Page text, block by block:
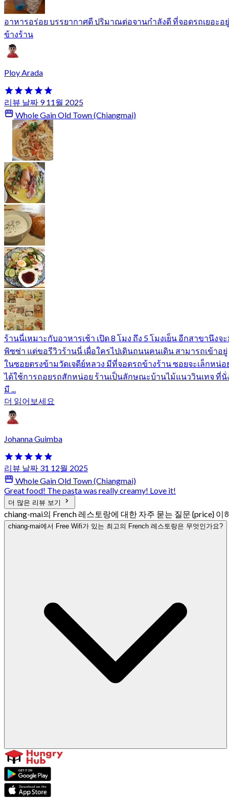
อาหารอร่อย บรรยากาศดี ปริมาณต่อจานกำลังดี ที่จอดรถเยอะอยู่
ข้างร้าน
Ploy Arada
리뷰 날짜 9 11월 2025
Whole Gain Old Town (Chiangmai)
ร้านนี่เหมาะกับอาหารเช้า เปิด 8 โมง ถึง 5 โมงเย็น อีกสาขานึงจ
พิซซ่า แต่ขอรีวิวร้านนี่ เผื่อใครไปเดินถนนคนเดิน สามารถเข้าอยู่
ในซอยตรงข้ามวัดเจดีย์หลวง มีที่จอดรถข้างร้าน ซอยจะเล็กหน่อ
ได้ใช้การถอยรถสักหน่อย ร้านเป็นลักษณะบ้านไม้แนววินเทจ ที่นั่
มี ...
더 읽어보세요
Johanna Guimba
리뷰 날짜 31 12월 2025
Whole Gain Old Town (Chiangmai)
Great food! The pasta was really creamy! Love it!
더 많은 리뷰 보기
chiang-mai의 French 레스토랑에 대한 자주 묻는 질문 {price} 이
chiang-mai에서 Free Wifi가 있는 최고의 French 레스토랑은 무엇인가요?